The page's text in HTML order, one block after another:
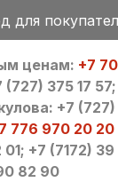
для
ценам: +7
375 17 57;
+7
776 970 20 20
+7 (7172) 39
82 90